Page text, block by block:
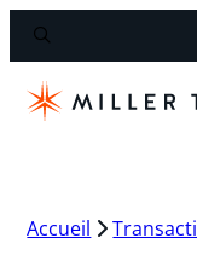
Accueil